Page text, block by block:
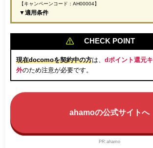
【キャンペーンコード：AH00004】
▼適用条件
CHECK POINT
現在docomoを契約中の方は、dポイント還元
外のため注意が必要です。
ahamoの公式サイトへ
PR:ahamo